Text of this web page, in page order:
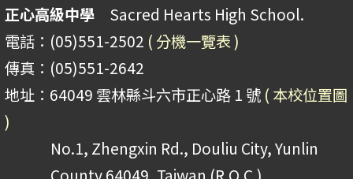
正心高級中學 Sacred Hearts High School.
電話：(05)551-2502 ( 分機一覽表 )
傳真：(05)551-2642
地址：64049 雲林縣斗六市正心路 1 號 ( 本校位置圖
)
No.1, Zhengxin Rd., Douliu City, Yunlin